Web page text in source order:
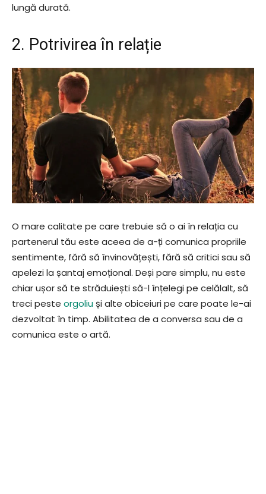
lungă durată.
2. Potrivirea în relație
O mare calitate pe care trebuie să o ai în relația cu
partenerul tău este aceea de a-ți comunica propriile
sentimente, fără să învinovățești, fără să critici sau să
apelezi la șantaj emoțional. Deși pare simplu, nu este
chiar ușor să te străduiești să-l înțelegi pe celălalt, să
treci peste orgoliuși alte obiceiuri pe care poate le-ai
dezvoltat în timp. Abilitatea de a conversa sau de a
comunica este o artă.